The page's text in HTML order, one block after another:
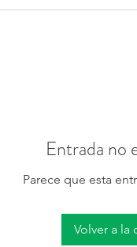
Entrada no
Parece que esta
Volver a la